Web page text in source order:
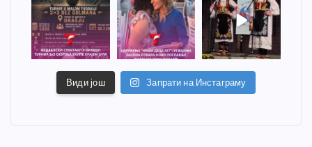
Види још Запрати на Инстаграму